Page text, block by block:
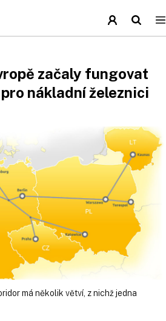
začaly fungovat
nákladní železnici
má několik větví, z nichž jedna